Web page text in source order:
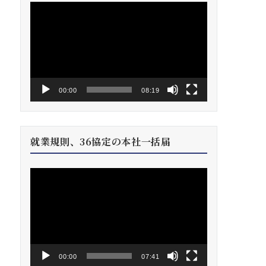
00:00 08:19
就業規則、36協定の本社一括届
00:00 07:41